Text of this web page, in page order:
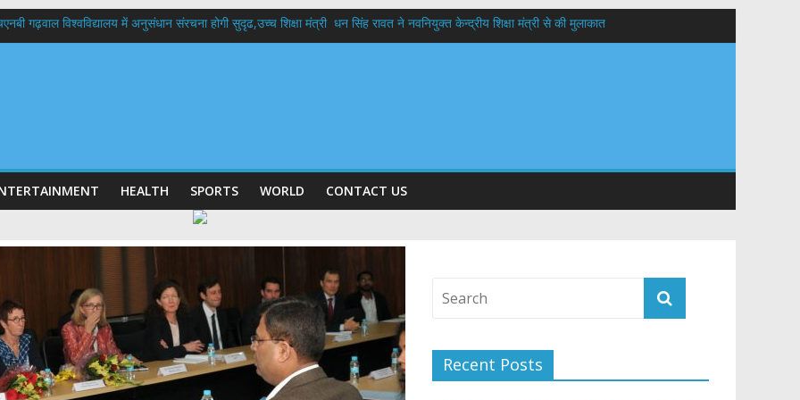
गढ़वाल विश्वविद्यालय में अनुसंधान संरचना होगी सुदृढ,उच्च शिक्षा मंत्री धन सिंह रावत ने नवनियुक्त केन्द्रीय शिक्षा मंत्री से की मुलाकात
दिवस पर मुख्यमंत्री धामी ने उत्कृष्ट बुनकरों और हस्तशिल्प कारीगरों को किया सम्मानित
HEALTH SPORTS WORLD CONTACT US
Recent Posts